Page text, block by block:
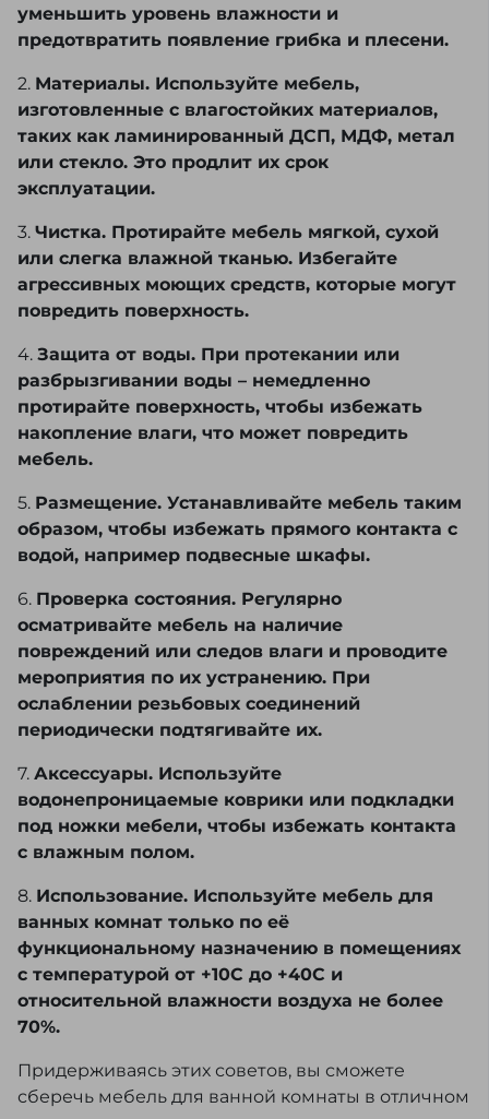
уменьшить уровень влажности и
предотвратить появление грибка и плесени.
2. Материалы. Используйте мебель,
изготовленные с влагостойких материалов,
таких как ламинированный ДСП, МДФ, метал
или стекло. Это продлит их срок
эксплуатации.
3. Чистка. Протирайте мебель мягкой, сухой
или слегка влажной тканью. Избегайте
агрессивных моющих средств, которые могут
повредить поверхность.
4. Защита от воды. При протекании или
разбрызгивании воды – немедленно
протирайте поверхность, чтобы избежать
накопление влаги, что может повредить
мебель.
5. Размещение. Устанавливайте мебель таким
образом, чтобы избежать прямого контакта с
водой, например подвесные шкафы.
6. Проверка состояния. Регулярно
осматривайте мебель на наличие
повреждений или следов влаги и проводите
мероприятия по их устранению. При
ослаблении резьбовых соединений
периодически подтягивайте их.
7. Аксессуары. Используйте
водонепроницаемые коврики или подкладки
под ножки мебели, чтобы избежать контакта
с влажным полом.
8. Использование. Используйте мебель для
ванных комнат только по её
функциональному назначению в помещениях
с температурой от +10С до +40С и
относительной влажности воздуха не более
70%.
Придерживаясь этих советов, вы сможете
сберечь мебель для ванной комнаты в отличном